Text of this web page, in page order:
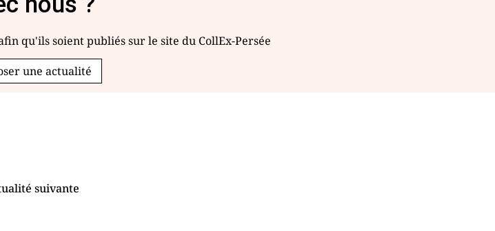
qu'ils soient publiés sur le site du CollEx-Persée
une actualité
suivante